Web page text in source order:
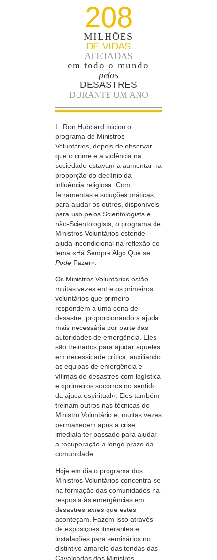
208
MILHÕES
DE VIDAS
AFETADAS
em todo o mundo
pelos
DESASTRES
DURANTE UM ANO
L. Ron Hubbard iniciou o
programa de Ministros
Voluntários, depois de observar
que o crime e a violência na
sociedade estavam a aumentar na
proporção do declínio da
influência religiosa. Com
ferramentas e soluções práticas,
para ajudar os outros, disponíveis
para uso pelos Scientologists e
não-Scientologists, o programa de
Ministros Voluntários estende
ajuda incondicional na reflexão do
lema «Há Sempre Algo Que se
Pode Fazer».
Os Ministros Voluntários estão
muitas vezes entre os primeiros
voluntários que primeiro
respondem a uma cena de
desastre, proporcionando a ajuda
mais necessária por parte das
autoridades de emergência. Eles
são treinados para ajudar aqueles
em necessidade crítica, auxiliando
as equipas de emergência e
vítimas de desastres com logística
e «primeiros socorros no sentido
da ajuda espiritual». Eles também
treinam outros nas técnicas do
Ministro Voluntário e, muitas vezes
permanecem após a crise
imediata ter passado para ajudar
a recuperação a longo prazo da
comunidade.
Hoje em dia o programa dos
Ministros Voluntários concentra-se
na formação das comunidades na
resposta às emergências em
desastres antes que estes
aconteçam. Fazem isso através
de exposições itinerantes e
instalações para seminários no
distintivo amarelo das tendas das
Cavalgadas dos Ministros